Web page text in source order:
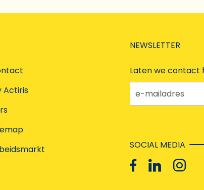
Actiris
NEWSLETTER
Laten we contact
e-mailadres
SOCIAL MEDIA